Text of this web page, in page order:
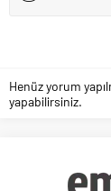
Henüz yorum
yapabilirsiniz.